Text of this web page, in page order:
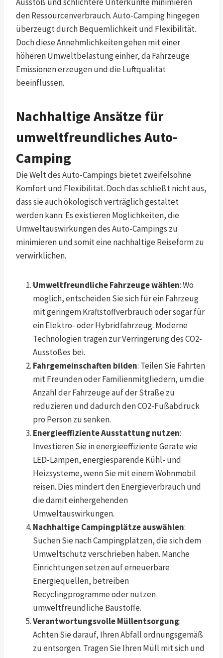
den Ressourcenverbrauch. Auto-Camping hingegen
überzeugt durch Bequemlichkeit und Flexibilität.
Doch diese Annehmlichkeiten gehen mit einer
höheren Umweltbelastung einher, da Fahrzeuge
Emissionen erzeugen und die Luftqualität
beeinflussen.
Nachhaltige Ansätze für
umweltfreundliches Auto-
Camping
Die Welt des Auto-Campings bietet zweifelsohne
Komfort und Flexibilität. Doch das schließt nicht aus,
dass sie auch ökologisch verträglich gestaltet
werden kann. Es existieren Möglichkeiten, die
Umweltauswirkungen des Auto-Campings zu
minimieren und somit eine nachhaltige Reiseform zu
verwirklichen.
Umweltfreundliche Fahrzeuge wählen: Wo
möglich, entscheiden Sie sich für ein Fahrzeug
mit geringem Kraftstoffverbrauch oder sogar für
ein Elektro- oder Hybridfahrzeug. Moderne
Technologien tragen zur Verringerung des CO2-
Ausstoßes bei.
Fahrgemeinschaften bilden: Teilen Sie Fahrten
mit Freunden oder Familienmitgliedern, um die
Anzahl der Fahrzeuge auf der Straße zu
reduzieren und dadurch den CO2-Fußabdruck
pro Person zu senken.
Energieeffiziente Ausstattung nutzen:
Investieren Sie in energieeffiziente Geräte wie
LED-Lampen, energiesparende Kühl- und
Heizsysteme, wenn Sie mit einem Wohnmobil
reisen. Dies mindert den Energieverbrauch und
die damit einhergehenden
Umweltauswirkungen.
Nachhaltige Campingplätze auswählen:
Suchen Sie nach Campingplätzen, die sich dem
Umweltschutz verschrieben haben. Manche
Einrichtungen setzen auf erneuerbare
Energiequellen, betreiben
Recyclingprogramme oder nutzen
umweltfreundliche Baustoffe.
Verantwortungsvolle Müllentsorgung:
Achten Sie darauf, Ihren Abfall ordnungsgemäß
zu entsorgen. Tragen Sie Ihren Müll mit sich und